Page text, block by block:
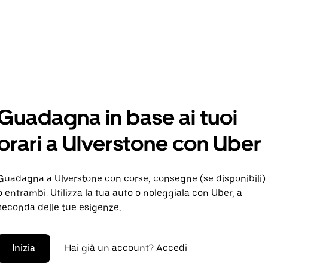
in base ai tuoi
a Ulverstone con Uber
a Ulverstone con corse, consegne (se disponibili)
entrambi. Utilizza la tua auto o noleggiala con Uber, a
delle tue esigenze.
Inizia Hai già un account? Accedi